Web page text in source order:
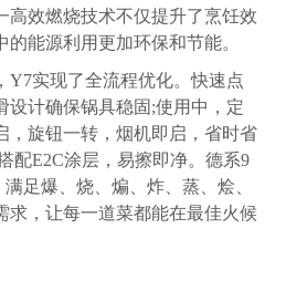
高效燃烧技术不仅提升了烹饪效
能源利用更加环保和节能。
实现了全流程优化。快速点
设计确保锅具稳固;使用中，定
，旋钮一转，烟机即启，省时省
配E2C涂层，易擦即净。德系9
足爆、烧、煸、炸、蒸、烩、
求，让每一道菜都能在最佳火候